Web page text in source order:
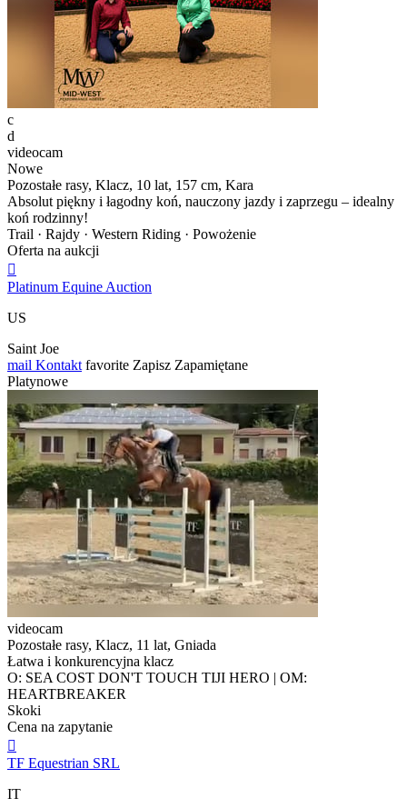
c
d
videocam
Nowe
Pozostałe rasy, Klacz, 10 lat, 157 cm, Kara
Absolut piękny i łagodny koń, nauczony jazdy i zaprzegu – idealny
koń rodzinny!
Trail · Rajdy · Western Riding · Powożenie
Oferta na aukcji

Platinum Equine Auction
US
Saint Joe
mail Kontakt favorite Zapisz Zapamiętane
Platynowe
videocam
Pozostałe rasy, Klacz, 11 lat, Gniada
Łatwa i konkurencyjna klacz
O: SEA COST DON'T TOUCH TIJI HERO | OM:
HEARTBREAKER
Skoki
Cena na zapytanie

TF Equestrian SRL
IT